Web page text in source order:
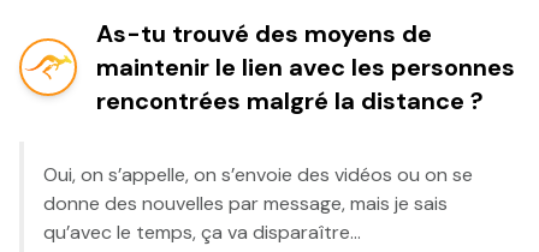
As-tu trouvé des moyens de
maintenir le lien avec les personnes
rencontrées malgré la distance ?
Oui, on s’appelle, on s’envoie des vidéos ou on se
donne des nouvelles par message, mais je sais
qu’avec le temps, ça va disparaître…